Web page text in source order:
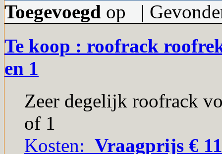
Toegevoegd op |
Te koop : roofrack
en 1
Zeer degelijk roofrack
of 1
Kosten: Vraagprijs €